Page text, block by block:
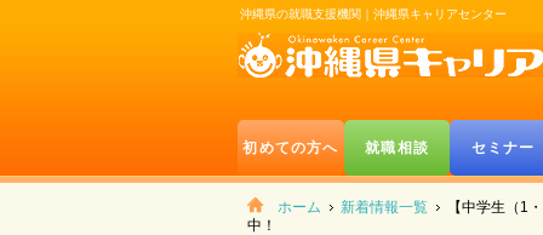
沖縄県の就職支援機関｜沖縄県キャリアセンター
初めての方へ 就職相談 セミナー
ホーム 新着情報一覧
【中学生（1
中！